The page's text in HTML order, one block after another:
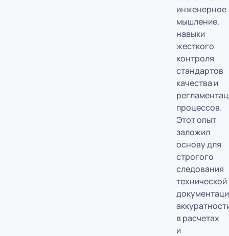
инженерное
мышление,
навыки
жесткого
контроля
стандартов
качества и
процессов.
Этот опыт
заложил
основу для
строгого
следования
технической
в расчетах
и